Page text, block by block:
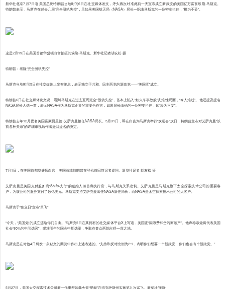
新华社北京7月7日电 美国总统特朗普当地时间6日在社交媒体发文，矛头再次对准此前一天宣布成立新政党的美国亿万富翁埃隆·马斯克。
特朗普表示，马斯克在过去几周“完全脱轨失控”，且如果美国航天局（NASA）局长一职由马斯克的一位密友担任，“极为不妥”。
这是2月19日在美国首都华盛顿白宫拍摄的埃隆·马斯克。新华社记者胡友松 摄
特朗普：埃隆“完全脱轨失控”
马斯克当地时间5日在社交媒体上发布消息，表示独立于共和、民主两党的新政党——“美国党”成立。
特朗普6日在社交媒体发文说，看到马斯克在过去五周完全“脱轨失控”，基本上陷入“如火车事故般”灾难性局面，“令人难过”。他还提及提名
NASA局长人选一事，表示NASA作为马斯克企业的重要合作方，如果局长由他的一位密友担任，这“极为不妥”。
特朗普去年12月提名美国富豪贾里德·艾萨克曼接任NASA局长。5月31日，即在白宫为马斯克举行“欢送会”次日，特朗普宣布对艾萨克曼“以
前各种关系”的详细审视后作出撤回提名的决定。
7月1日，在美国首都华盛顿白宫，美国总统特朗普在登机前回答记者提问。新华社记者 胡友松 摄
艾萨克曼是美国支付服务商“Shift4支付”的创始人兼首席执行官，与马斯克关系密切。艾萨克曼是马斯克旗下太空探索技术公司的重要客
户，为该公司的服务支付了数亿美元。马斯克支持艾萨克曼出任NASA新任局长，而NASA是太空探索技术公司的大客户。
马斯克于“独立日”宣布“单飞”
“今天，‘美国党’的成立还给你们自由。”马斯克5日在其拥有的社交媒体平台X上写道，美国正“因浪费和贪污而破产”。他声称该党将代表美国
社会“80%的中间选民”，瞄准明年的国会中期选举，争取在参众两院占得一席之地。
马斯克是在对他4日所发一条贴文的回复中作出上述表述的。“支持和反对比例为2:1，表明你们想要一个新政党，你们也会有个新政党。”
5月27日，美国太空探索技术公司新一代重型运载火箭“星舰”在得克萨斯州实施第九次试飞。新华社/美联